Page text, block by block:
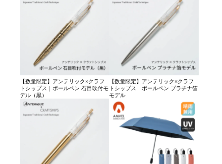
【数量限定】アンテリック×クラフ
トシップス｜ボールペン 石目吹付モ
デル（黒）
【数量限定】アンテリック×クラフ
トシップス｜ボールペン プラチナ箔
モデル